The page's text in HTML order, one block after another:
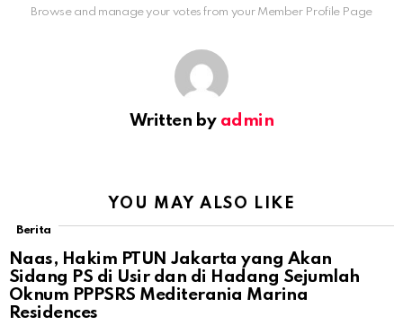
Browse and manage your votes from your Member Profile Page
Written by admin
YOU MAY ALSO LIKE
Berita
Naas, Hakim PTUN Jakarta yang Akan
Sidang PS di Usir dan di Hadang Sejumlah
Oknum PPPSRS Mediterania Marina
Residences